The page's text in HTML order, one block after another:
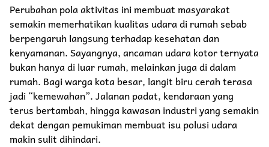
Perubahan pola aktivitas ini membuat masyarakat
semakin memerhatikan kualitas udara di rumah sebab
berpengaruh langsung terhadap kesehatan dan
kenyamanan. Sayangnya, ancaman udara kotor ternyata
bukan hanya di luar rumah, melainkan juga di dalam
rumah. Bagi warga kota besar, langit biru cerah terasa
jadi “kemewahan”. Jalanan padat, kendaraan yang
terus bertambah, hingga kawasan industri yang semakin
dekat dengan pemukiman membuat isu polusi udara
makin sulit dihindari.